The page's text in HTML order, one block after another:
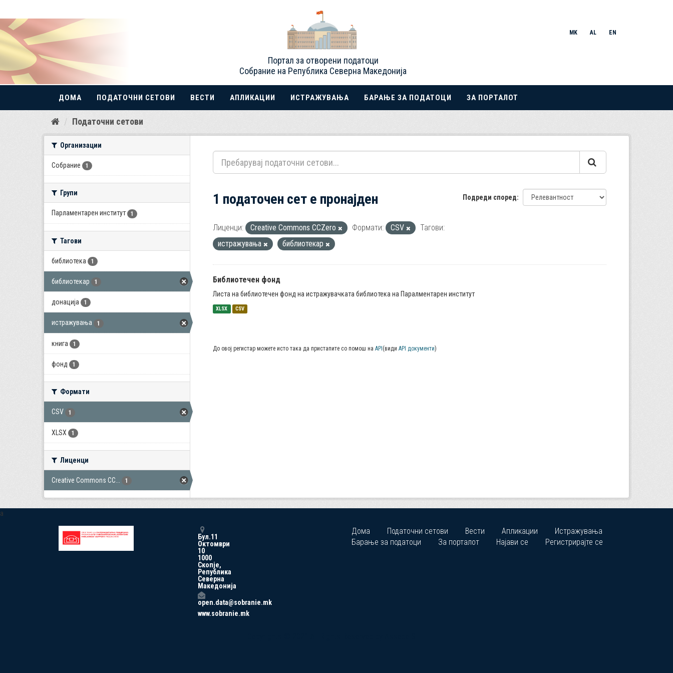
Прескокнете
Портал за отворени податоци
Собрание на Република Северна Македонија
MK AL EN
ДОМА ПОДАТОЧНИ СЕТОВИ ВЕСТИ АПЛИКАЦИИ ИСТРАЖУВАЊА БАРАЊЕ ЗА ПОДАТОЦИ ЗА ПОРТАЛОТ
Податочни сетови
Организации
Собрание 1
Групи
Парламентарен институт 1
Тагови
библиотека 1
библиотекар 1
донација 1
истражувања 1
книга 1
фонд 1
Формати
CSV 1
XLSX 1
Лиценци
Creative Commons CC... 1
Подреди според
1 податочен сет е пронајден
Лиценци: Creative Commons CCZero Формати: CSV
Тагови:
истражувања
библиотекар
Библиотечен фонд
Листа на библиотечен фонд на истражувачката библиотека на Паралментарен институт
XLSX CSV
До овој регистар можете исто така да пристапите со помош на API (види API документи)
a
Бул.11
Октомври
10
1000
Скопје,
Република
Северна
Македонија
open.data@sobranie.mk
www.sobranie.mk
Дома Податочни сетови Вести Апликации
Истражувања
Барање за податоци
За порталот Најави се Регистрирајте се